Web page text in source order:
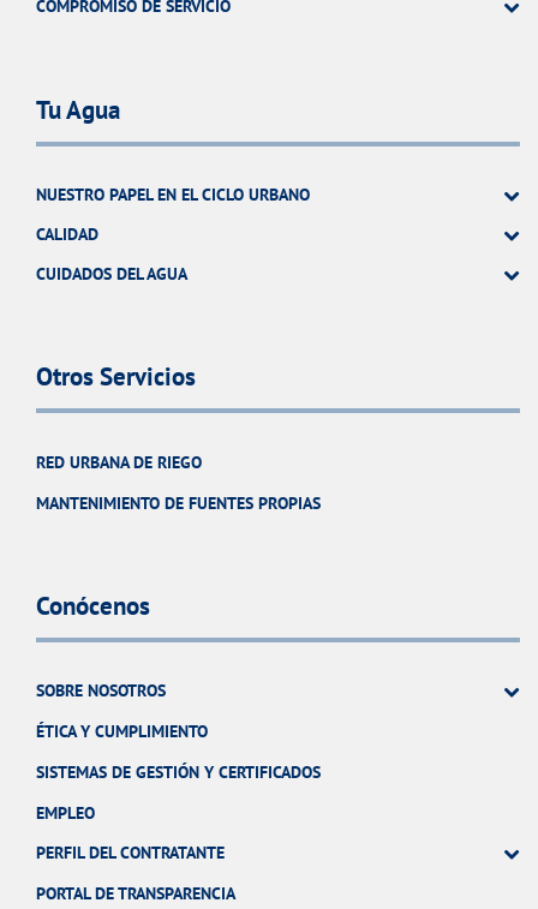
COMPROMISO DE SERVICIO
Tu Agua
NUESTRO PAPEL EN EL CICLO URBANO
CALIDAD
CUIDADOS DEL AGUA
Otros Servicios
RED URBANA DE RIEGO
MANTENIMIENTO DE FUENTES PROPIAS
Conócenos
SOBRE NOSOTROS
ÉTICA Y CUMPLIMIENTO
SISTEMAS DE GESTIÓN Y CERTIFICADOS
EMPLEO
PERFIL DEL CONTRATANTE
PORTAL DE TRANSPARENCIA